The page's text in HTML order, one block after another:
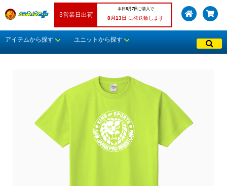
3営業日出荷
本日 8月7日 ご購入で
8月13日 に発送致します
アイテムから探す ユニットから探す